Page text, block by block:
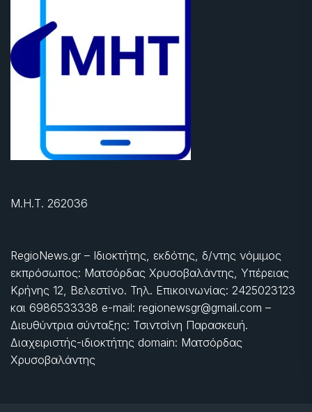
Μ.Η.Τ. 262036
RegioNews.gr – Ιδιοκτήτης, εκδότης, δ/ντης νόμιμος
εκπρόσωπος: Ματσόρδας Χρυσοβαλάντης, Υπέρειας
Κρήνης 12, Βελεστίνο. Τηλ. Επικοινωνίας: 2425023123
και 6986533338 e-mail: regionewsgr@gmail.com –
Διευθύντρια σύνταξης: Τσιντσίνη Παρασκευή.
Διαχειριστής-ιδιοκτήτης domain: Ματσόρδας
Χρυσοβαλάντης